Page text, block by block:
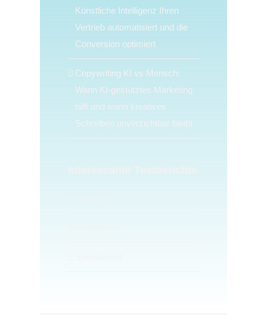
Künstliche Intelligenz Ihren
Vertrieb automatisiert und die
Conversion optimiert
Copywriting KI vs Mensch:
Wann KI-gestütztes Marketing
hilft und wann kreatives
Schreiben unverzichtbar bleibt